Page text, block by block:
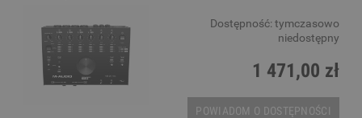
Dostępność: tymczasowo
niedostępny
1 471,00 zł
POWIADOM O DOSTĘPNOŚCI